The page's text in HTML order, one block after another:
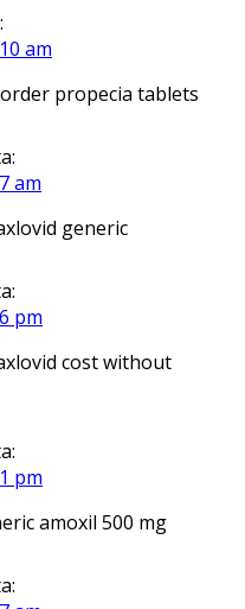
am
order propecia tablets
am
generic
pm
cost without
pm
amoxil 500 mg